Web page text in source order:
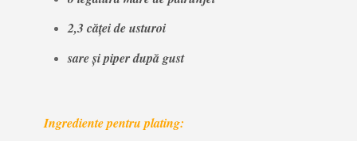
2,3 căței de usturoi
sare și piper după gust
Ingrediente pentru plating: